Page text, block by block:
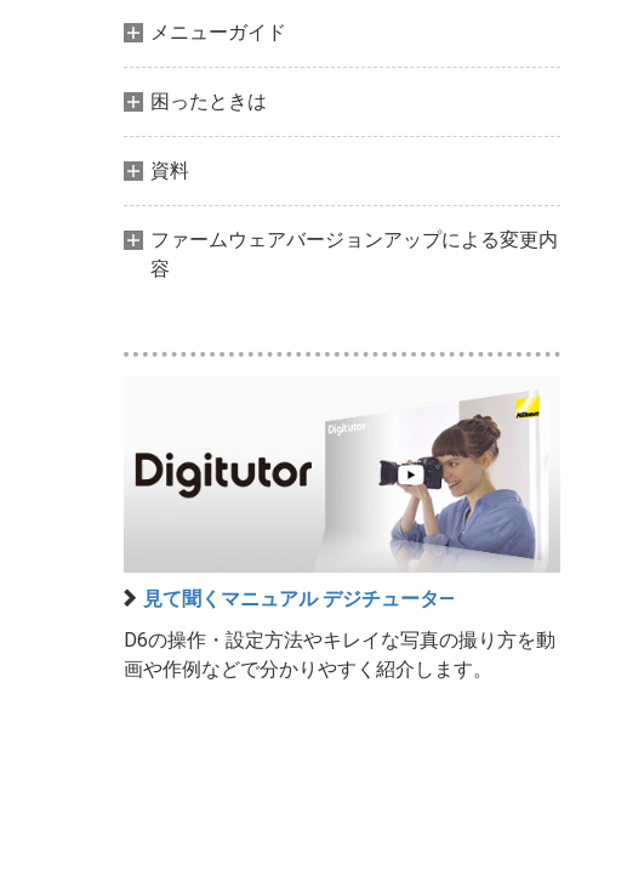
メニューガイド
困ったときは
資料
ファームウェアバージョンアップによる変更内
容
見て聞くマニュアル デジチュータ―
D6の操作・設定方法やキレイな写真の撮り方を動
画や作例などで分かりやすく紹介します。